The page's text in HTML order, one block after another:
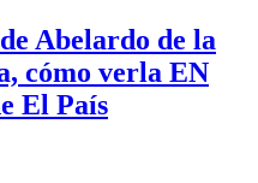
Abelardo de la
cómo verla EN
El País